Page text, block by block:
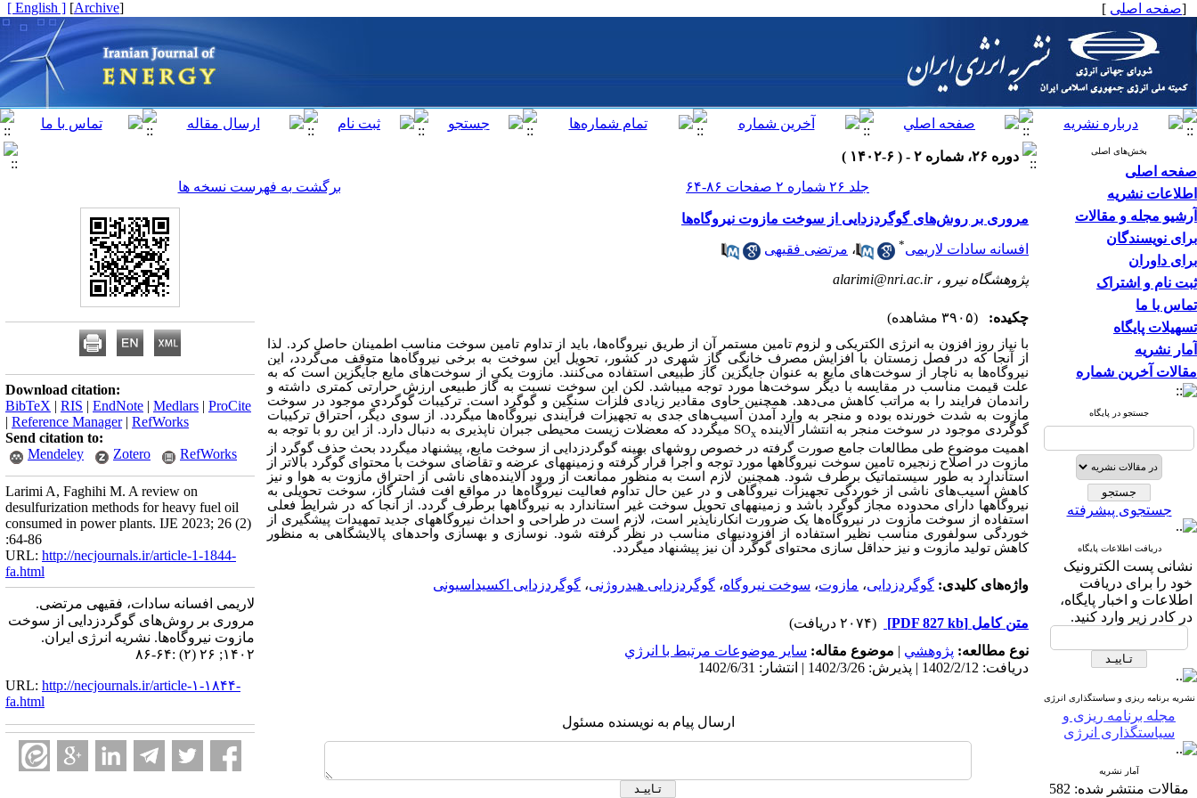
[صفحه اصلی ]
[
Archive
]
[ English ]
بخش‌های اصلی
صفحه اصلی
اطلاعات نشریه
آرشیو مجله و مقالات
برای نویسندگان
برای داوران
ثبت نام و اشتراک
تماس با ما
تسهیلات پایگاه
آمار نشریه
مقالات آخرین شماره
جستجو در پایگاه
جستجوی پیشرفته
دریافت اطلاعات پایگاه
نشانی پست الکترونیک
خود را برای دریافت
اطلاعات و اخبار پایگاه،
در کادر زیر وارد کنید.
نشریه برنامه ریزی و سیاستگذاری انرژی
مجله برنامه ریزی و
سیاستگذاری انرژی
آمار نشریه
مقالات منتشر شده: 582
دوره ۲۶، شماره ۲ - ( ۶-۱۴۰۲ )
جلد ۲۶ شماره ۲ صفحات ۸۶-۶۴
برگشت به فهرست نسخه ها
مروری بر روش‌های گوگردزدایی از سوخت مازوت نیروگاه‌ها
افسانه سادات لاریمی* ، مرتضی فقیهی
پژوهشگاه نیرو ،alarimi@nri.ac.ir
چکیده: (۳۹۰۵ مشاهده)
با نیاز روز افزون به انرژی الکتریکی و لزوم تامین مستمر آن از طریق نیروگاه‌ها، باید ازتداوم تامین سوخت مناسب
اطمینان حاصل کرد. لذا
از آنجا که در فصل زمستان با افزایش مصرف خانگی گاز شهری در کشور، تحویل این سوخت به برخی نیروگاه‌ها متوقف می‌گردد، این
نیروگاه‌ها به ناچار از سوخت‌های مایع به عنوان جایگزین گاز طبیعی استفاده می‌کنند. مازوت یکی از سوخت‌های مایع جایگزین است که به
علت قیمت مناسب در مقایسه با دیگر سوخت‌ها مورد توجه می‏باشد. لکن این سوخت نسبت به گاز طبیعی ارزش حرارتی کمتری داشته و
راندمان فرایند را به مراتب کاهش می‌دهد. همچنین حاوی مقادیر زیادی فلزات سنگین و گوگرد است. ترکیبات گوگردی موجود در سوخت
مازوت به شدت خورنده بوده و منجر به وارد آمدن آسیب‌های جدی به تجهیزات فرآیندی نیروگاه‌ها می‏گردد. از سوی دیگر، احتراق ترکیبات
گوگردی موجود در سوخت منجر به انتشار آلاینده SOx
می‏گردد که معضلات زیست محیطی جبران ناپذیری به دنبال دارد. از این رو با توجه به
اهمیت موضوع طی مطالعات جامع صورت گرفته در خصوص روش‏های بهینه گوگردزدایی از سوخت مایع، پیشنهاد می‏گردد بحث حذف گوگرد از
مازوت در اصلاح زنجیره تامین سوخت نیروگاه‏ها مورد توجه و اجرا قرار گرفته و زمینه‏های عرضه و تقاضای سوخت با محتوای گوگرد بالاتر از
استاندارد به طور سیستماتیک برطرف شود. همچنین لازم است به منظور ممانعت از ورود آلاینده‌های ناشی از احتراق مازوت به هوا و نیز
کاهش آسیب‌های ناشی از خوردگی تجهیزات نیروگاهی و در عین حال تداوم فعالیت نیروگاه‌ها در مواقع افت فشار گاز، سوخت تحویلی به
نیروگاه‏ها دارای محدوده مجاز گوگرد باشد و زمینه‏های تحویل سوخت غیر استاندارد به نیروگاه‏ها برطرف گردد. از آنجا که در شرایط فعلی
استفاده از سوخت مازوت در نیروگاه‌ها یک ضرورت انکارناپذیر است، لازم است در طراحی و احداث نیروگاه‏های جدید تمهیدات پیشگیری از
خوردگی سولفوری مناسب نظیر استفاده از افزودنی‏های مناسب در نظر گرفته شود. نوسازی و بهسازی واحدهای پالایشگاهی به منظور
کاهش تولید مازوت و نیز حداقل سازی محتوای گوگرد آن نیز پیشنهاد می‏گردد.
واژه‌های کلیدی: گوگردزدایی، مازوت، سوخت نیروگاه، گوگردزدایی هیدروژنی، گوگردزدایی اکسیداسیونی
متن کامل [PDF 827 kb]
(۲۰۷۴ دریافت)
نوع مطالعه: پژوهشي | موضوع مقاله: ساير موضوعات مرتبط با انرژي
دریافت: 1402/2/12 | پذیرش: 1402/3/26 | انتشار: 1402/6/31
ارسال پیام به نویسنده مسئول
Download citation:
BibTeX | RIS | EndNote | Medlars | ProCite
| Reference Manager| RefWorks
Send citation to:
Mendeley
Zotero RefWorks
Larimi A, Faghihi M. A review on
desulfurization methods for heavy fuel oil
consumed in power plants. IJE 2023; 26 (2)
:64-86
URL: http://necjournals.ir/article-1-1844-
fa.html
لاریمی افسانه سادات، فقیهی مرتضی.
مروری بر روش‌های گوگردزدایی از سوخت
مازوت نیروگاه‌ها. نشریه انرژی ایران.
۱۴۰۲; ۲۶ (۲) :۶۴-۸۶
URL: http://necjournals.ir/article-۱-۱۸۴۴-
fa.html